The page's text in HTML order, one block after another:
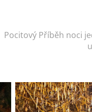
Pocitový Příběh noci